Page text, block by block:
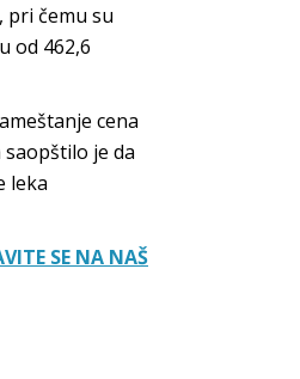
pri čemu su
od 462,6
cena
je da
leka
SE NA NAŠ